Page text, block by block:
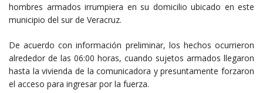
hombres armados irrumpiera en su domicilio ubicado en este
municipio del sur de Veracruz.
De acuerdo con información preliminar, los hechos ocurrieron
alrededor de las 06:00 horas, cuando sujetos armados llegaron
hasta la vivienda de la comunicadora y presuntamente forzaron
el acceso para ingresar por la fuerza.